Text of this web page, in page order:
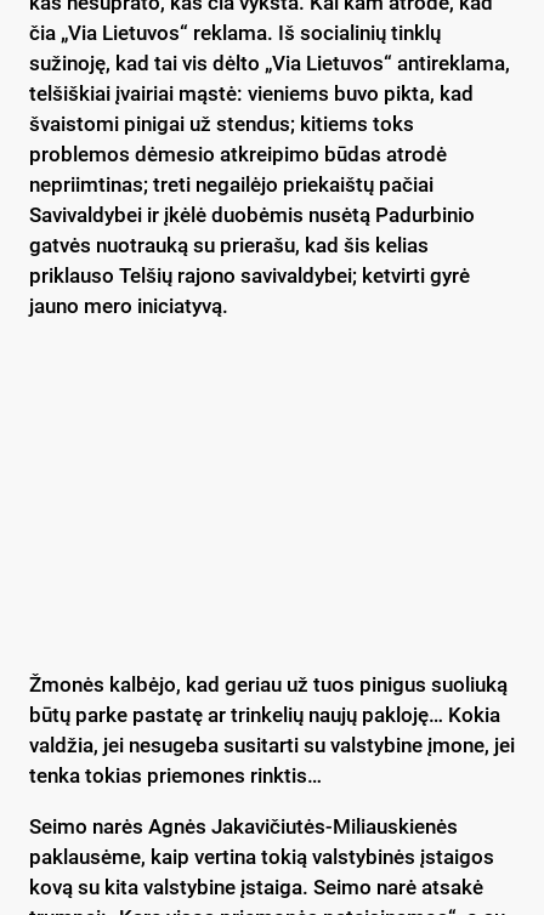
čia „Via Lietuvos“ reklama. Iš socialinių tinklų
sužinoję, kad tai vis dėlto „Via Lietuvos“ antireklama,
telšiškiai įvairiai mąstė: vieniems buvo pikta, kad
švaistomi pinigai už stendus; kitiems toks
problemos dėmesio atkreipimo būdas atrodė
nepriimtinas; treti negailėjo priekaištų pačiai
Savivaldybei ir įkėlė duobėmis nusėtą Padurbinio
gatvės nuotrauką su prierašu, kad šis kelias
priklauso Telšių rajono savivaldybei; ketvirti gyrė
jauno mero iniciatyvą.
Žmonės kalbėjo, kad geriau už tuos pinigus suoliuką
būtų parke pastatę ar trinkelių naujų pakloję… Kokia
valdžia, jei nesugeba susitarti su valstybine įmone, jei
tenka tokias priemones rinktis…
Seimo narės Agnės Jakavičiutės-Miliauskienės
paklausėme, kaip vertina tokią valstybinės įstaigos
kovą su kita valstybine įstaiga. Seimo narė atsakė